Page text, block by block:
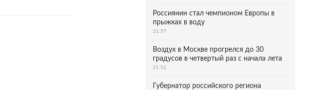
Россиянин стал чемпионом Европы в
прыжках в воду
21:57
Воздух в Москве прогрелся до 30
градусов в четвертый раз с начала лета
21:51
Губернатор российского региона